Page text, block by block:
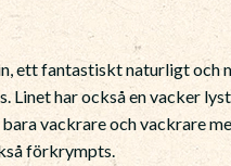
ett fantastiskt naturligt och
Linet har också en vacker
vackrare och vackrare
förkrympts.